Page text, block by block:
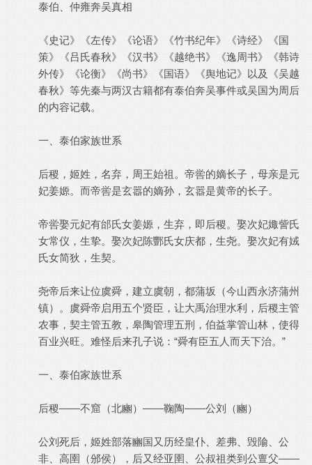
泰伯、仲雍奔吴真相
《史记》《左传》《论语》《竹书纪年》《诗经》《国
策》《吕氏春秋》《汉书》《越绝书》《逸周书》《韩诗
外传》《论衡》《尚书》《国语》《舆地记》以及《吴越
春秋》等先秦与两汉古籍都有泰伯奔吴事件或吴国为周后
的内容记载。
一、泰伯家族世系
后稷，姬姓，名弃，周王始祖。帝喾的嫡长子，母亲是元
妃姜嫄。而帝喾是玄嚣的嫡孙，玄嚣是黄帝的长子。
帝喾娶元妃有邰氏女姜嫄，生弃，即后稷。娶次妃娵訾氏
女常仪，生挚。娶次妃陈酆氏女庆都，生尧。娶次妃有娀
氏女简狄，生契。
尧帝后来让位虞舜，建立虞朝，都蒲坂（今山西永济蒲州
镇）。虞舜帝启用五个贤臣，让大禹治理水利，后稷主管
农事，契主管五教，皋陶管理五刑，伯益掌管山林，使得
百业兴旺。难怪后来孔子说：“舜有臣五人而天下治。”
一、泰伯家族世系
后稷——不窟（北豳）——鞠陶——公刘（豳）
公刘死后，姬姓部落豳国又历经皇仆、差弗、毁隃、公
非、高圉（邠侯），后又经亚圉、公叔祖类到公亶父——